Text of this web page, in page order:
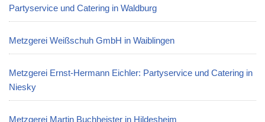
Partyservice und Catering in Waldburg
Metzgerei Weißschuh GmbH in Waiblingen
Metzgerei Ernst-Hermann Eichler: Partyservice und Catering in
Niesky
Metzgerei Martin Buchheister in Hildesheim